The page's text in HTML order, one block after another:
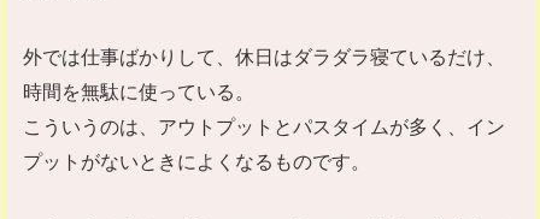
外では仕事ばかりして、休日はダラダラ寝ているだけ、
時間を無駄に使っている。
こういうのは、アウトプットとパスタイムが多く、イン
プットがないときによくなるものです。